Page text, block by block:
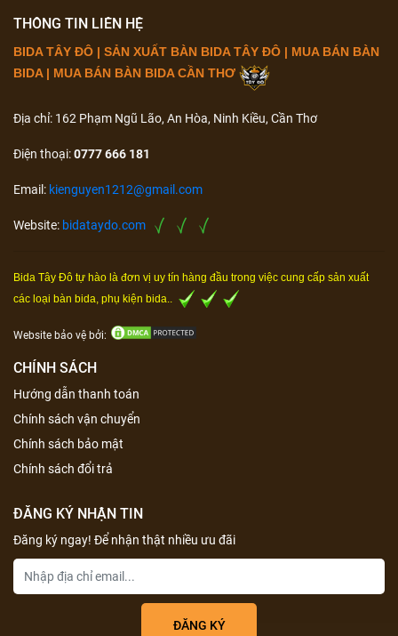
THÔNG TIN LIÊN HỆ
BIDA TÂY ĐÔ | SẢN XUẤT BÀN BIDA TÂY ĐÔ | MUA BÁN BÀN
BIDA | MUA BÁN BÀN BIDA CẦN THƠ
Địa chỉ: 162 Phạm Ngũ Lão, An Hòa, Ninh Kiều, Cần Thơ
Điện thoại:0777 666 181
Email: kienguyen1212@gmail.com
Website: bidataydo.com
Bida Tây Đô tự hào là đơn vị uy tín hàng đầu trong việc cung cấp sản xuất
các loại bàn bida, phụ kiện bida..
Website bảo vệ bởi:
CHÍNH SÁCH
Hướng dẫn thanh toán
Chính sách vận chuyển
Chính sách bảo mật
Chính sách đổi trả
ĐĂNG KÝ NHẬN TIN
Đăng ký ngay! Để nhận thật nhiều ưu đãi